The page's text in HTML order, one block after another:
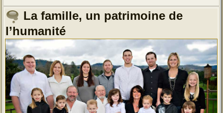
table
trop
durant
le
mois
de
Ramadhan,
Conseils
d’un
nutritionniste »
La famille, un patrimoine de
l’humanité